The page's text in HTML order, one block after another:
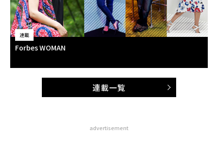
連載
Forbes WOMAN
連載一覧
advertisement